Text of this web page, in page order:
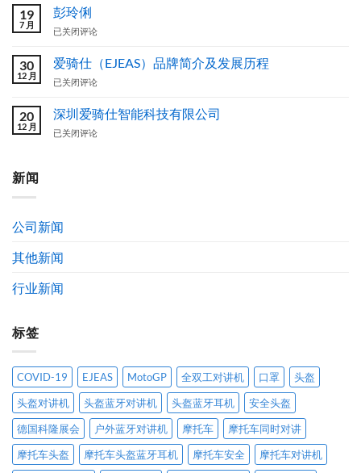
影
系
外
壳
案
设
计
通
活
动
(用
共
方
19
7 月
彭玲俐
彭
俐
已关闭评论
30
12 月
爱骑仕（EJEAS）品牌简介及发展历程
爱
仕
（EJEAS）
品
历
已关闭评论
20
12 月
深圳爱骑仕智能科技有限公司
深
科
有
公
司
已关闭评论
新闻
公司新闻
其他新闻
行业新闻
标签
COVID-19 EJEAS MotoGP 全双工对讲机 口罩
头盔
头盔对讲机
头盔蓝牙对讲机 头盔蓝牙耳机
安全头盔
德国科隆展会
户外蓝牙对讲机 摩托车
摩托车同时对讲
摩托车头盔
摩托车头盔蓝牙耳机 摩托车安全
摩托车对讲机